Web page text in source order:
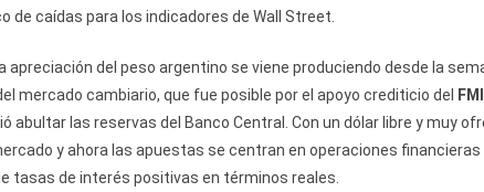
de caídas para los indicadores de Wall Street.
apreciación del peso argentino se viene produciendo desde la
mercado cambiario, que fue posible por el apoyo crediticio del
FMI
abultar las reservas del Banco Central. Con un dólar libre y muy
y ahora las apuestas se centran en operaciones
tasas de interés positivas en términos reales.